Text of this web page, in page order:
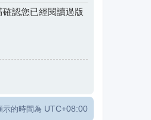
認您已經閱讀過版
示的時間為 UTC+08:00